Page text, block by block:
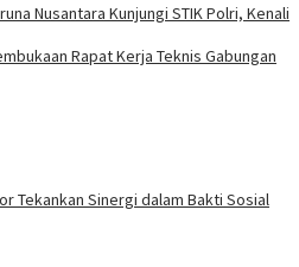
Nusantara Kunjungi STIK Polri, Kenali
Rapat Kerja Teknis Gabungan
Tekankan Sinergi dalam Bakti Sosial